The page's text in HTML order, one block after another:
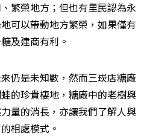
繁榮地方；但也有里民認為永
可以帶動地方繁榮，如果僅有
及建商有利。
仍是未知數，然而三崁店糖廠
的珍貴棲地，糖廠中的老樹與
量的消長，亦讓我們了解人與
相處模式。